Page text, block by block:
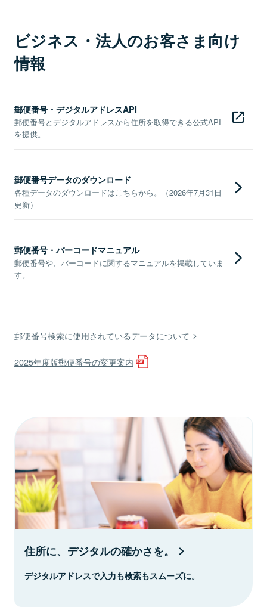
ビジネス・法人のお客さま向け
情報
郵便番号・デジタルアドレスAPI
郵便番号とデジタルアドレスから住所を取得できる公式API
を提供。
郵便番号データのダウンロード
各種データのダウンロードはこちらから。（2026年7月31日
更新）
郵便番号・バーコードマニュアル
郵便番号や、バーコードに関するマニュアルを掲載していま
す。
郵便番号検索に使用されているデータについて
2025年度版郵便番号の変更案内
住所に、デジタルの確かさを。
デジタルアドレスで入力も検索もスムーズに。